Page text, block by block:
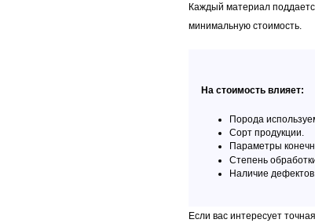
Каждый материал
минимальную стоимость.
На стоимость влияет:
Порода
Сорт продукции.
Параметры
Степень
Наличие
Если вас интересует